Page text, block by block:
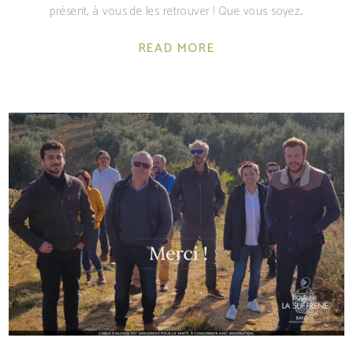
présent, à vous de les retrouver ! Que vous soyez
READ MORE